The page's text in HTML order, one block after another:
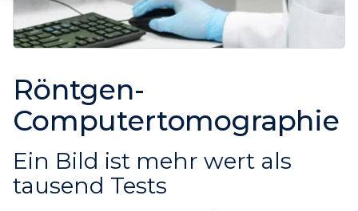
Röntgen-
Computertomographie
Ein Bild ist mehr wert als
tausend Tests